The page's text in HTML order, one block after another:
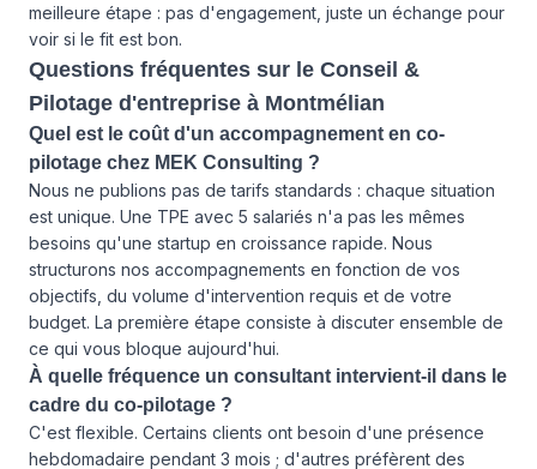
meilleure étape : pas d'engagement, juste un échange pour
voir si le fit est bon.
Questions fréquentes sur le Conseil &
Pilotage d'entreprise à Montmélian
Quel est le coût d'un accompagnement en co-
pilotage chez MEK Consulting ?
Nous ne publions pas de tarifs standards : chaque situation
est unique. Une TPE avec 5 salariés n'a pas les mêmes
besoins qu'une startup en croissance rapide. Nous
structurons nos accompagnements en fonction de vos
objectifs, du volume d'intervention requis et de votre
budget. La première étape consiste à discuter ensemble de
ce qui vous bloque aujourd'hui.
À quelle fréquence un consultant intervient-il dans le
cadre du co-pilotage ?
C'est flexible. Certains clients ont besoin d'une présence
hebdomadaire pendant 3 mois ; d'autres préfèrent des